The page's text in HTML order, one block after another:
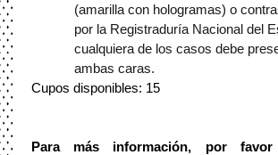
(amarilla con hologramas) o
por la Registraduría Nacional del
cualquiera de los casos debe
ambas caras.
Cupos disponibles: 15
Para más información, por